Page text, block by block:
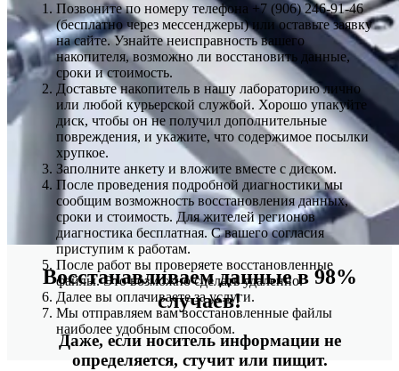
Восстанавливаем данные в 98%
случаев!
Даже, если носитель информации не
определяется, стучит или пищит.
Позвоните по номеру телефона +7 (906) 246-91-46
(бесплатно через мессенджеры) или оставьте заявку
на сайте. Узнайте неисправность вашего
накопителя, возможно ли восстановить данные,
сроки и стоимость.
Доставьте накопитель в нашу лабораторию лично
или любой курьерской службой. Хорошо упакуйте
диск, чтобы он не получил дополнительные
повреждения, и укажите, что содержимое посылки
хрупкое.
Заполните анкету и вложите вместе с диском.
После проведения подробной диагностики мы
сообщим возможность восстановления данных,
сроки и стоимость. Для жителей регионов
диагностика бесплатная. С вашего согласия
приступим к работам.
После работ вы проверяете восстановленные
файлы. Это возможно сделать удаленно.
Далее вы оплачиваете за услуги.
Мы отправляем вам восстановленные файлы
наиболее удобным способом.